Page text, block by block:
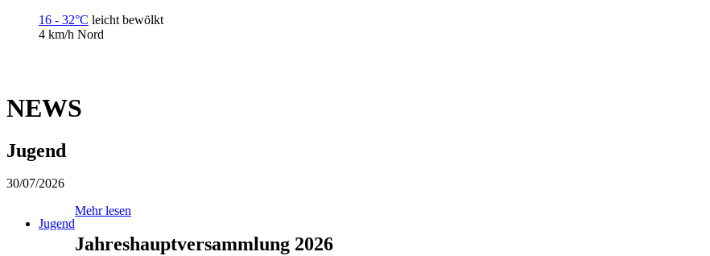
16 - 32°C leicht bewölkt
4 km/h Nord
NEWS
Jugend
30/07/2026
Jugend
Mehr lesen
Jahreshauptversammlung 2026